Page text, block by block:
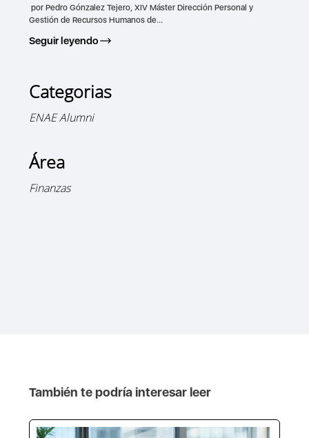
por Pedro Gónzalez Tejero, XIV Máster Dirección Personal y
Gestión de Recursos Humanos de...
Seguir leyendo
Categorias
ENAE Alumni
Área
Finanzas
También te podría interesar leer